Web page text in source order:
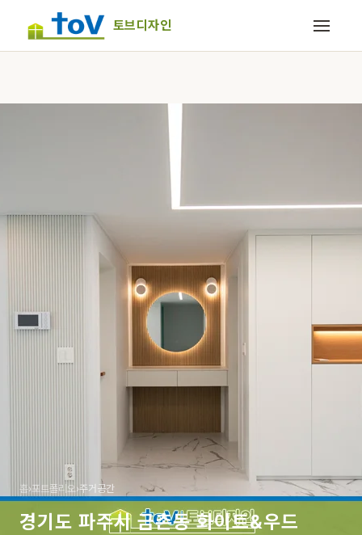
토브디자인
홈›포트폴리오›주거공간
경기도 파주시 금촌동 화이트&우드